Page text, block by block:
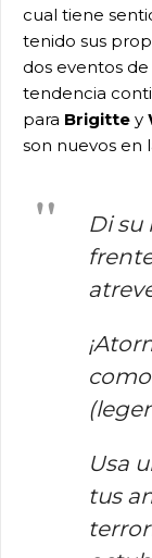
cual tiene
tenido sus
dos eventos
tendencia
para Brigitte y
son nuevos en
Di su
Usa
tus